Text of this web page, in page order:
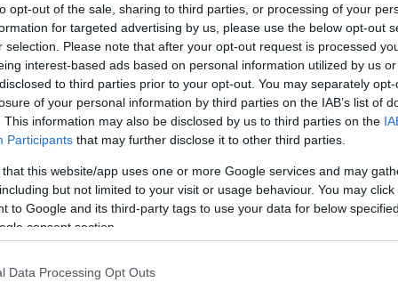
opt-out of the sale, sharing to third parties, or processing of your
for targeted advertising by us, please use the below opt-out
selection. Please note that after your opt-out request is processed
interest-based ads based on personal information utilized by us
to third parties prior to your opt-out. You may separately
of your personal information by third parties on the IAB’s list of
This information may also be disclosed by us to third parties on the
Participants that may further disclose it to other third parties.
that this website/app uses one or more Google services and may
but not limited to your visit or usage behaviour. You may
to Google and its third-party tags to use your data for below
consent section.
Data Processing Opt Outs
που, πολύ ανοιχτά και πολύ δημόσια,
τα τελευταία δύο χρόνια,
να τους στείλει στα ελληνικά
να τους ωθήσει στην Ευρώπη».
δεκάδες χιλιάδες. Έχουμε διασώσει δεκάδες
που βρίσκονταν σε κίνδυνο στη θάλασσα.
τα σύνορά μας όπως έχουμε υποχρέωση
σεβόμαστε επίσης τα θεμελιώδη
συνεργαζόμαστε με την Τουρκία για να
αντί να βλέπουμε μια Τουρκία να “μάς
συνέχισε για το μεταναστευτικό ο κ.